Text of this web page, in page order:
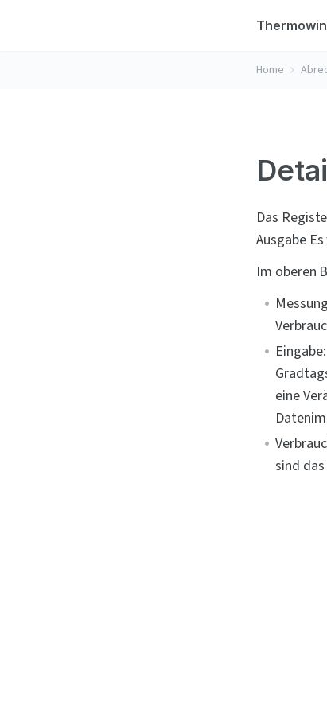
Home
Das
Ausgabe
Im oberen
eine
sind